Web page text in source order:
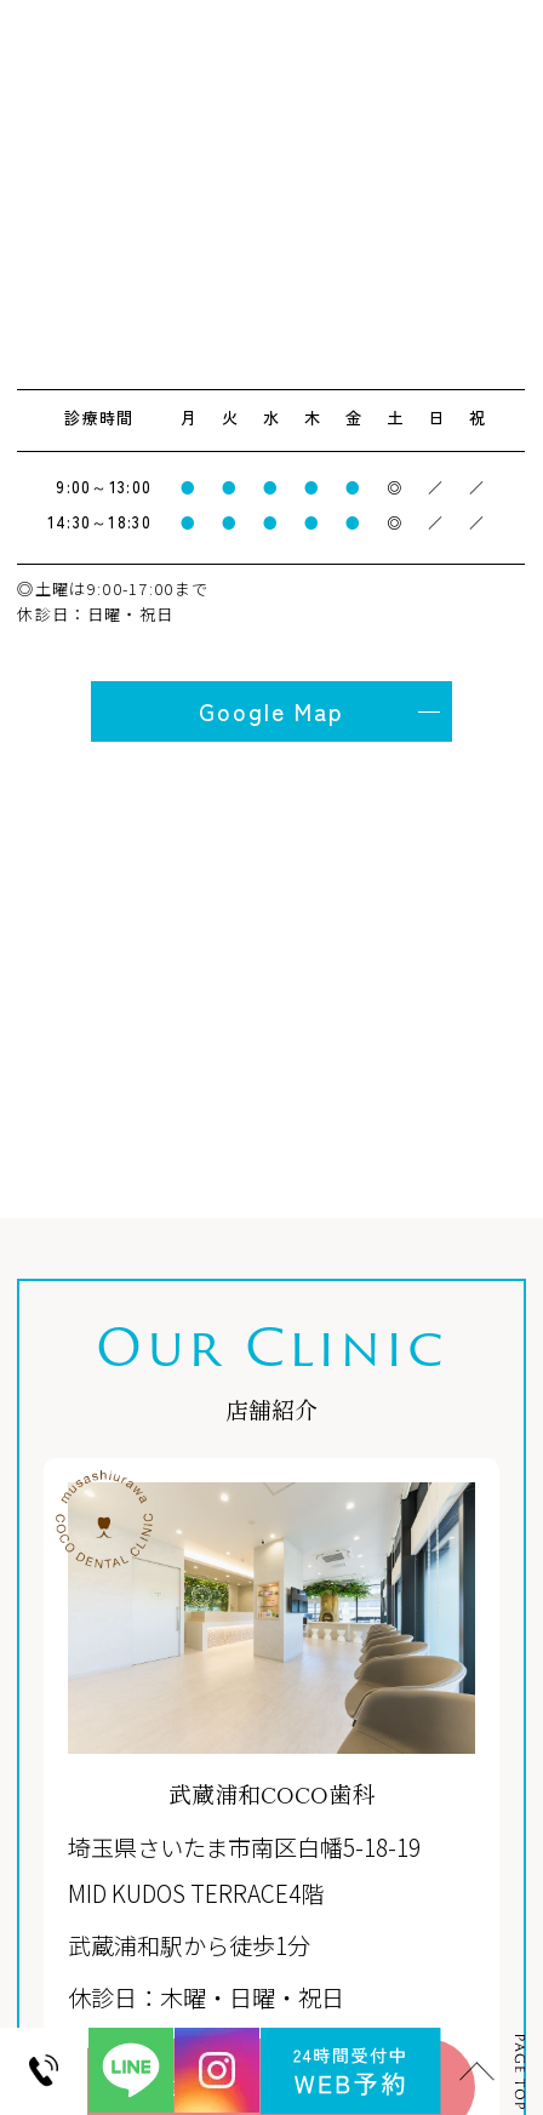
Google Map
診療時間 月 火 水 木 金 土 日 祝
9:00～13:00 ● ● ● ● ● ◎ ／ ／
14:30～18:30 ● ● ● ● ● ◎ ／ ／
◎土曜は9:00-17:00まで
休診日：日曜・祝日
Our Clinic
店舗紹介
武蔵浦和COCO歯科
埼玉県さいたま市南区白幡5-18-19
MID KUDOS TERRACE4階
武蔵浦和駅から徒歩1分
休診日：木曜・日曜・祝日
ご予約はこちらから